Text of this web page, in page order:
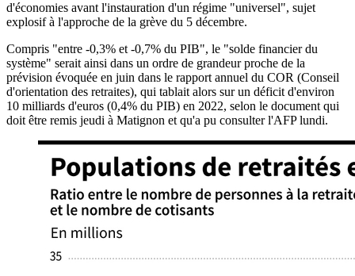
d'économies avant l'instauration d'un régime "universel", sujet
explosif à l'approche de la grève du 5 décembre.
Compris "entre -0,3% et -0,7% du PIB", le "solde financier du
système" serait ainsi dans un ordre de grandeur proche de la
prévision évoquée en juin dans le rapport annuel du COR (Conseil
d'orientation des retraites), qui tablait alors sur un déficit d'environ
10 milliards d'euros (0,4% du PIB) en 2022, selon le document qui
doit être remis jeudi à Matignon et qu'a pu consulter l'AFP lundi.